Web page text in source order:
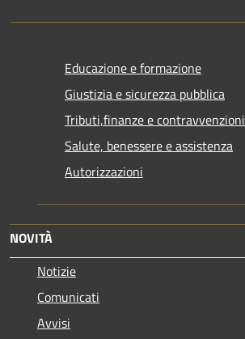
Educazione e formazione
Giustizia e sicurezza pubblica
Tributi,finanze e contravvenzioni
Salute, benessere e assistenza
Autorizzazioni
NOVITÀ
Notizie
Comunicati
Avvisi